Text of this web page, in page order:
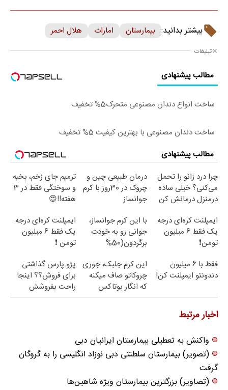
بیشتر بدانید: بیمارستان امارات هلال احمر
تبلیغات
مطالب پیشنهادی
ساخت انواع دندان مصنوعی متحرک5% تخفیف
ساخت دندان مصنوعی با بهترین کیفیت 5% تخفیف
مطالب پیشنهادی
چرا درد زانو را تحمل
می‌کنی؟ خیلی ساده
درمنزل درمانش کن
درمان طبیعی چین و
چروک در 30روز با کرم
جوانساز
ترمیم جای زخم، بخیه
و سوختگی فقط در 3
هفته!!😍
ایمپلنت کره‌ای درجه
یک فقط 6 میلیون
تومن❗
با این کرم جوانساز،
جوانی رو به خودت
برگردون(50%
ایمپلنت کره‌ای درجه
یک فقط 6 میلیون
تومن ❗
فقط با 6 میلیون
دندونتو ایمپلنت کن!
این کرم جلبک، جوری
چروکاتو صاف میکنه
که انگار بوتاکس
کردی!(تخفیف ویژه)
پژو پارس گذاشتی
برای فروش؟؟ اینجا
راحت بفروشش
اخبار مرتبط
واکنش به تعطیلی بیمارستان ایرانیان دبی
(تصویر) بیمارستان سلطنتی دبی نوزاد انگلیسی را به گروگان
گرفت
(تصاویر) بزرگترین بیمارستان ویژه شاهین‌ها